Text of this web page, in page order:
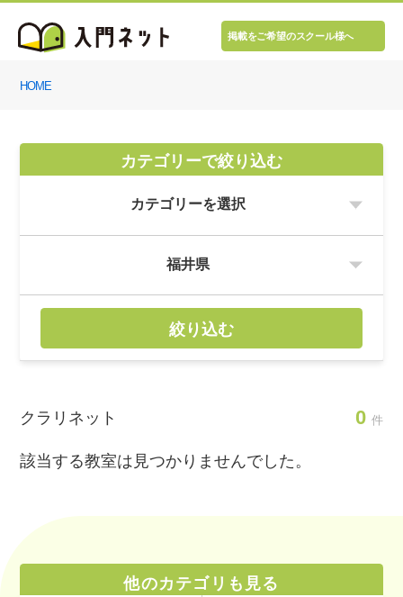
掲載をご希望のスクール様へ
HOME
カテゴリーで絞り込む
絞り込む
クラリネット 0 件
該当する教室は見つかりませんでした。
他のカテゴリも見る